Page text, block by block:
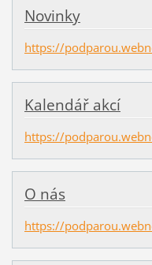
Novinky
https://
Kalendář akcí
https://
O nás
https://